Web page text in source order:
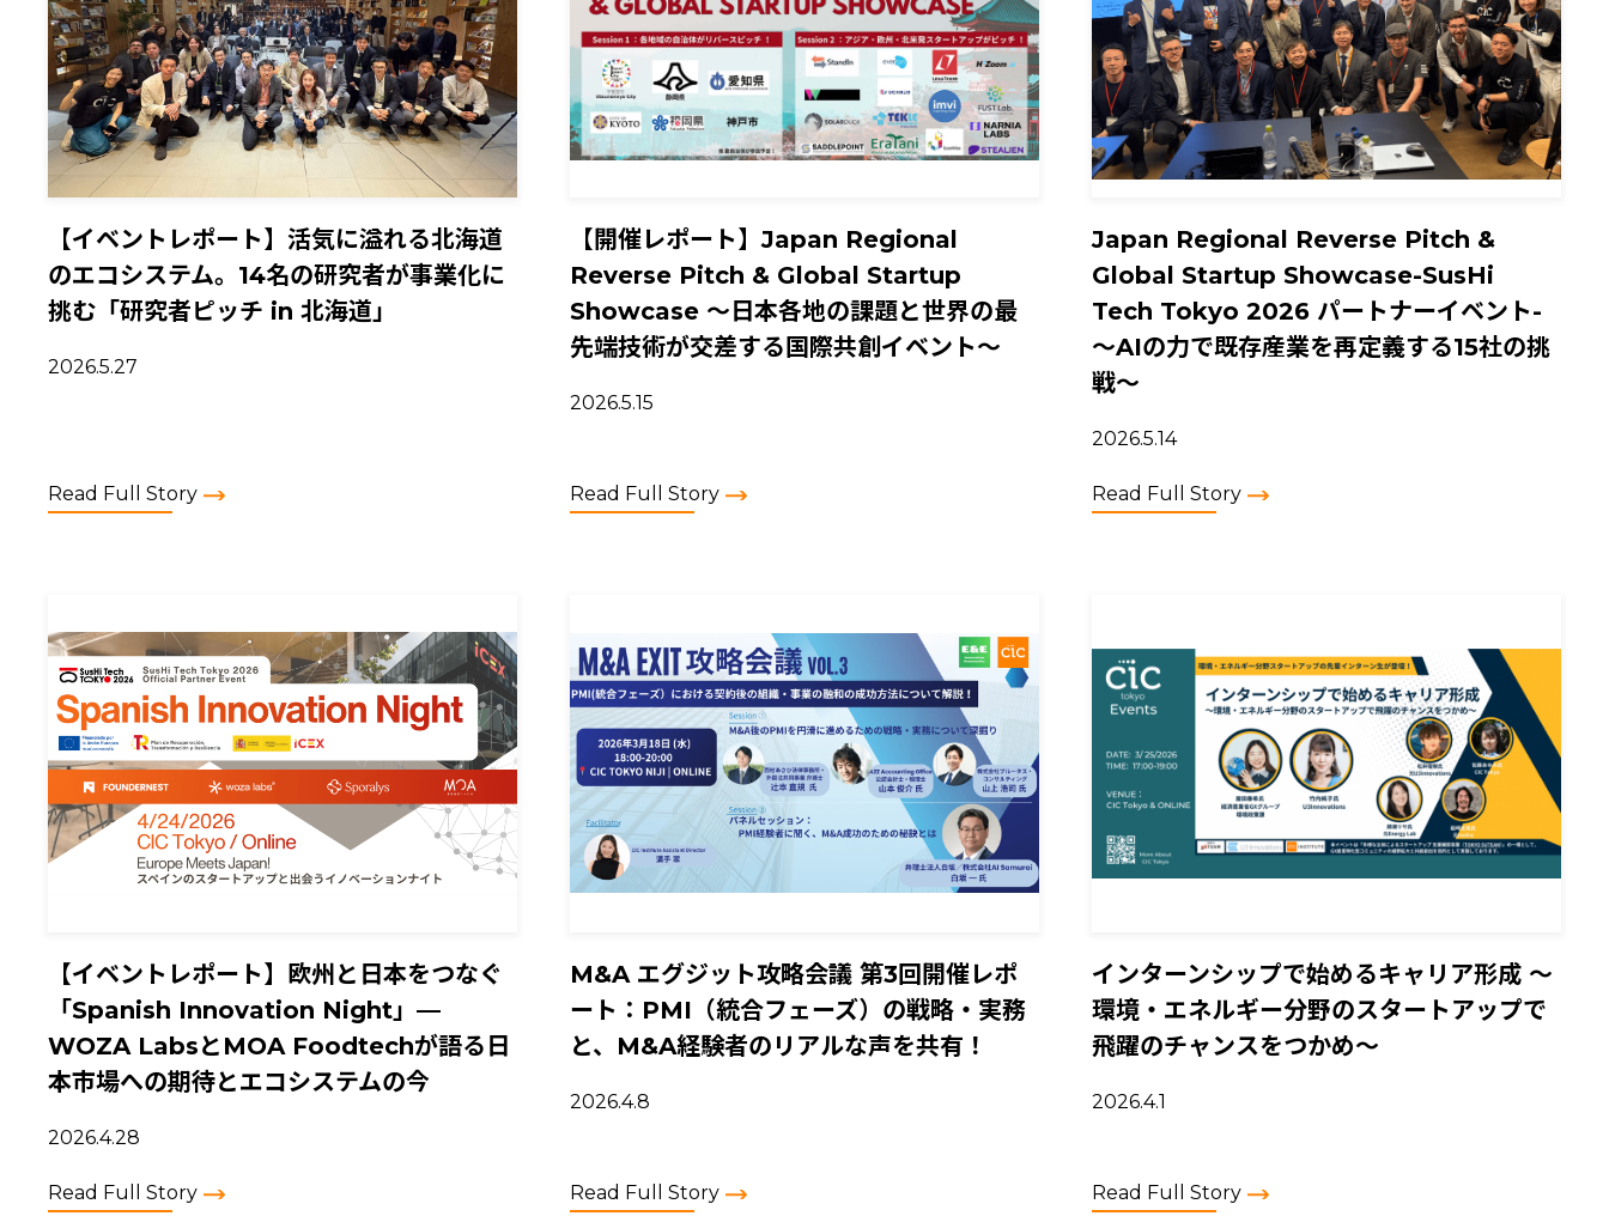
【イベントレポート】活気に溢れる北海道
のエコシステム。14名の研究者が事業化に
挑む「研究者ピッチ in 北海道」
2026.5.27
Read Full Story
【開催レポート】Japan Regional
Reverse Pitch & Global Startup
Showcase 〜日本各地の課題と世界の最
先端技術が交差する国際共創イベント〜
2026.5.15
Read Full Story
Japan Regional Reverse Pitch &
Global Startup Showcase-SusHi
Tech Tokyo 2026 パートナーイベント-
〜AIの力で既存産業を再定義する15社の挑
戦〜
2026.5.14
Read Full Story
【イベントレポート】欧州と日本をつなぐ
「Spanish Innovation Night」—
WOZA LabsとMOA Foodtechが語る日
本市場への期待とエコシステムの今
2026.4.28
Read Full Story
M&A エグジット攻略会議 第3回開催レポ
ート：PMI（統合フェーズ）の戦略・実務
と、M&A経験者のリアルな声を共有！
2026.4.8
Read Full Story
インターンシップで始めるキャリア形成 ～
環境・エネルギー分野のスタートアップで
飛躍のチャンスをつかめ～
2026.4.1
Read Full Story